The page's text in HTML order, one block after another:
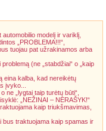
modelį ir variklį,
„PROBLEMA!!!“,
tuojau pat užrakinamos arba
(ne „stabdžiai“ o „kaip
eina kalba, kad nereikėtų
įvyko...
„lygtai taip turėtų būti“,
„NEŽINAI – NERAŠYK!“
kaip triukšmavimas,
bus traktuojama kaip spamas ir